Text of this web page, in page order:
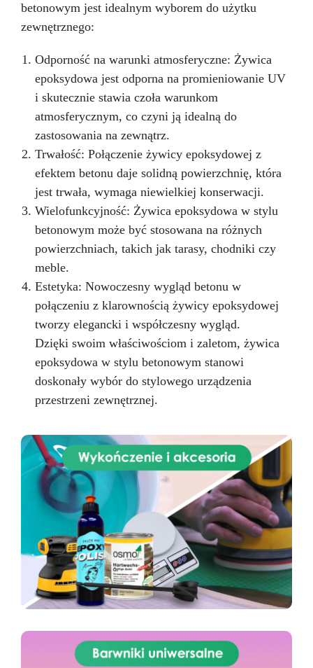
betonowym jest idealnym wyborem do użytku
zewnętrznego:
Odporność na warunki atmosferyczne: Żywica
epoksydowa jest odporna na promieniowanie UV
i skutecznie stawia czoła warunkom
atmosferycznym, co czyni ją idealną do
zastosowania na zewnątrz.
Trwałość: Połączenie żywicy epoksydowej z
efektem betonu daje solidną powierzchnię, która
jest trwała, wymaga niewielkiej konserwacji.
Wielofunkcyjność: Żywica epoksydowa w stylu
betonowym może być stosowana na różnych
powierzchniach, takich jak tarasy, chodniki czy
meble.
Estetyka: Nowoczesny wygląd betonu w
połączeniu z klarownością żywicy epoksydowej
tworzy elegancki i współczesny wygląd.
Dzięki swoim właściwościom i zaletom, żywica
epoksydowa w stylu betonowym stanowi
doskonały wybór do stylowego urządzenia
przestrzeni zewnętrznej.